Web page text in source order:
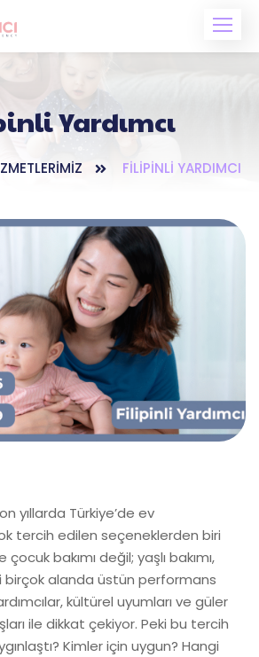
Yardımcı
FILIPINLI YARDIMCI
yıllarda Türkiye’de ev
tercih edilen seçeneklerden biri
bakımı değil; yaşlı bakımı,
birçok alanda üstün performans
kültürel uyumları ve güler
ile dikkat çekiyor. Peki bu tercih
Kimler için uygun? Hangi